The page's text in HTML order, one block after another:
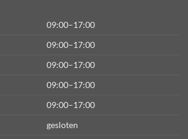
09:00–17:00
09:00–17:00
09:00–17:00
09:00–17:00
09:00–17:00
gesloten